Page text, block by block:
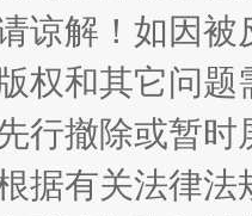
谢
谅解！如因
权和其它问题
行撤除或暂
据有关法律